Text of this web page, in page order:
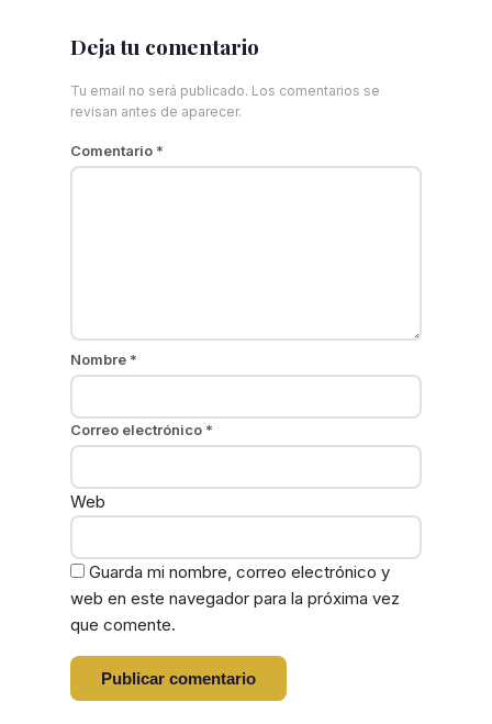
Deja tu comentario
Tu email no será publicado. Los comentarios se
revisan antes de aparecer.
Comentario *
Nombre *
Correo electrónico *
Web
Guarda mi nombre, correo electrónico y
web en este navegador para la próxima vez
que comente.